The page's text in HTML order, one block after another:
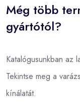
Még több
gyártótól?
Katalógusunkban az
Tekintse meg a
kínálatát.